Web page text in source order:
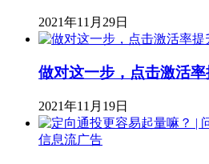
2021年11月29日
做对这一步，点击激活
2021年11月19日
信息流广告